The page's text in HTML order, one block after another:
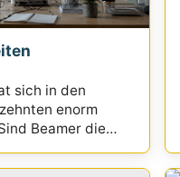
sich in den
enorm
Beamer die